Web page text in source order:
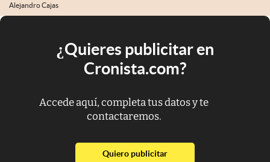
Alejandro Cajas
¿Quieres publicitar en
Cronista.com?
Accede aquí, completa tus datos y te
contactaremos.
Quiero publicitarabre en nueva pestaña